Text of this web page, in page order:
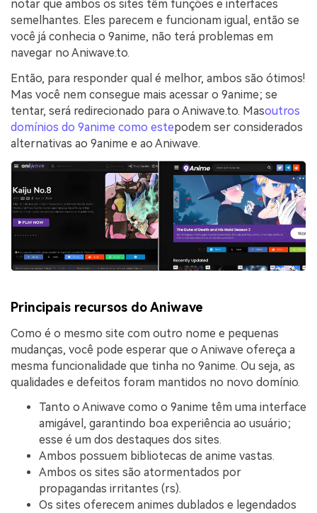
notar que ambos os sites têm funções e interfaces
semelhantes. Eles parecem e funcionam igual, então se
você já conhecia o 9anime, não terá problemas em
navegar no Aniwave.to.
Então, para responder qual é melhor, ambos são ótimos!
Mas você nem consegue mais acessar o 9anime; se
tentar, será redirecionado para o Aniwave.to. Masoutros
domínios do 9anime como estepodem ser considerados
alternativas ao 9anime e ao Aniwave.
Principais recursos do Aniwave
Como é o mesmo site com outro nome e pequenas
mudanças, você pode esperar que o Aniwave ofereça a
mesma funcionalidade que tinha no 9anime. Ou seja, as
qualidades e defeitos foram mantidos no novo domínio.
Tanto o Aniwave como o 9anime têm uma interface
amigável, garantindo boa experiência ao usuário;
esse é um dos destaques dos sites.
Ambos possuem bibliotecas de anime vastas.
Ambos os sites são atormentados por
propagandas irritantes (rs).
Os sites oferecem animes dublados e legendados